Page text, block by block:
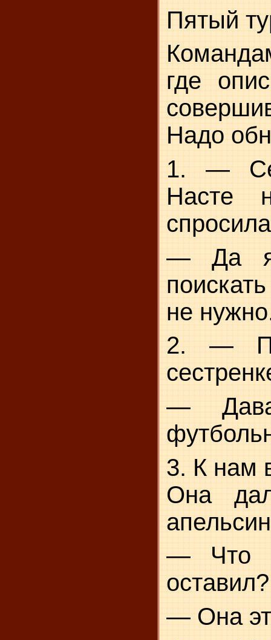
Пятый
где
Надо
1. —
Насте
— Да я
не
2. —
—
3. К нам
Она
— Что
оставил?
— Она